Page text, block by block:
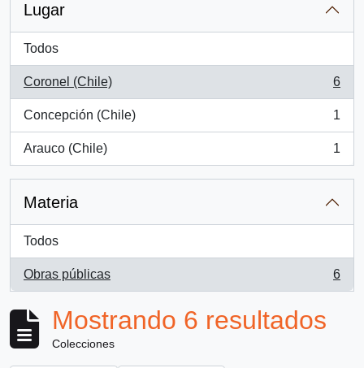
Lugar
Todos
Coronel (Chile)
, 6 resultados
6
Concepción (Chile)
, 1 resultados
1
Arauco (Chile)
, 1 resultados
1
Materia
Todos
Obras públicas
, 6 resultados
6
Mostrando 6 resultados
Colecciones